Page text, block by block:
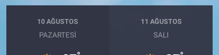
10 AĞUSTOS
PAZARTESI
11 AĞUSTOS
SALI